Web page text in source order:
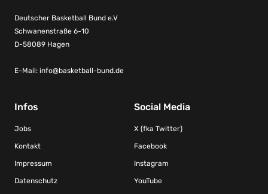
Deutscher Basketball Bund e.V
Schwanenstraße 6-10
D-58089 Hagen
E-Mail: info@basketball-bund.de
Infos
Jobs
Kontakt
Impressum
Datenschutz
Social Media
X (fka Twitter)
Facebook
Instagram
YouTube